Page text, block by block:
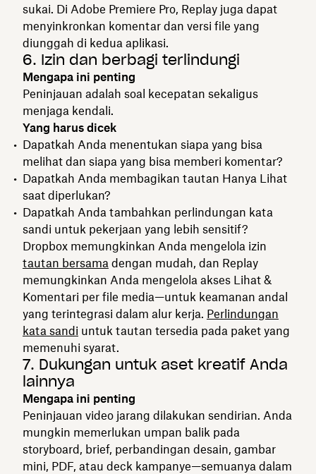
sukai. Di Adobe Premiere Pro, Replay juga dapat
menyinkronkan komentar dan versi file yang
diunggah di kedua aplikasi.
6. Izin dan berbagi terlindungi
Mengapa ini penting
Peninjauan adalah soal kecepatan sekaligus
menjaga kendali.
Yang harus dicek
Dapatkah Anda menentukan siapa yang bisa
melihat dan siapa yang bisa memberi komentar?
Dapatkah Anda membagikan tautan Hanya Lihat
saat diperlukan?
Dapatkah Anda tambahkan perlindungan kata
sandi untuk pekerjaan yang lebih sensitif?
Dropbox memungkinkan Anda mengelola izin
tautan bersama dengan mudah, dan Replay
memungkinkan Anda mengelola akses Lihat &
Komentari per file media—untuk keamanan andal
yang terintegrasi dalam alur kerja. Perlindungan
kata sandi untuk tautan tersedia pada paket yang
memenuhi syarat.
7. Dukungan untuk aset kreatif Anda
lainnya
Mengapa ini penting
Peninjauan video jarang dilakukan sendirian. Anda
mungkin memerlukan umpan balik pada
storyboard, brief, perbandingan desain, gambar
mini, PDF, atau deck kampanye—semuanya dalam